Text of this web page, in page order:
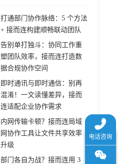
打通部门协作脉络：5 个方法
+ 接而连构建顺畅联动团队
告别单打独斗：协同工作重
塑团队效率，接而连打造数
据合规协作空间
即时通讯与即时通信：别再
混淆！一文读懂差异，接而
连适配企业协作需求
内网传输卡顿？接而连局域
网协作工具让文件共享效率
升级
部门各自为战？接而连用 3